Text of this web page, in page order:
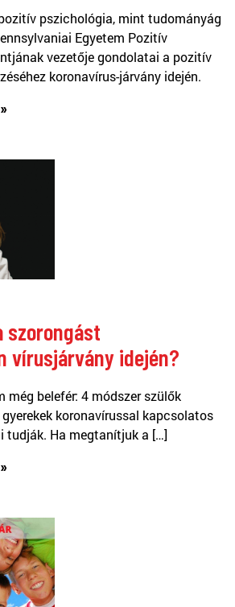
pszichológia, mint tudományág
Egyetem Pozitív
vezetője gondolatai a pozitív
koronavírus-járvány idején.
szorongást
vírusjárvány idején?
még belefér: 4 módszer szülők
gyerekek koronavírussal kapcsolatos
tudják. Ha megtanítjuk a […]